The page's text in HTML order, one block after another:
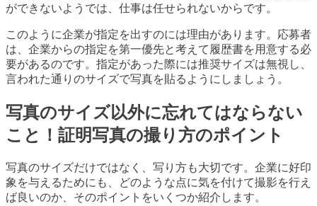
ができないようでは、仕事は任せられないからです。
このように企業が指定を出すのには理由があります。応募者
は、企業からの指定を第一優先と考えて履歴書を用意する必
要があるのです。指定があった際には推奨サイズは無視し、
言われた通りのサイズで写真を貼るようにしましょう。
写真のサイズ以外に忘れてはならない
こと！証明写真の撮り方のポイント
写真のサイズだけではなく、写り方も大切です。企業に好印
象を与えるためにも、どのような点に気を付けて撮影を行え
ば良いのか、そのポイントをいくつか紹介します。